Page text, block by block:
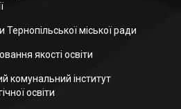
Тернопільської міської ради
якості освіти
комунальний інститут
освіти